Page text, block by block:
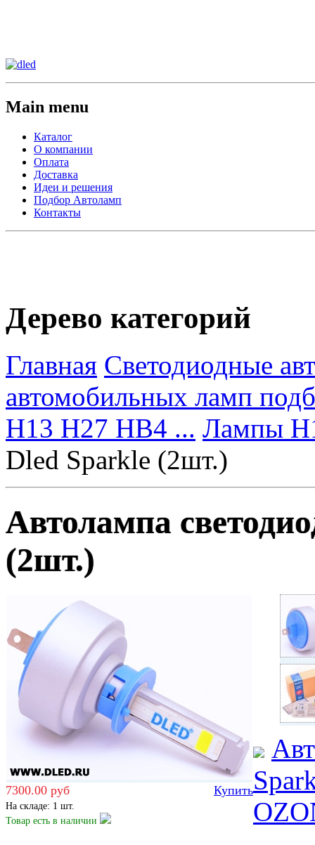
Main menu
Каталог
О компании
Оплата
Доставка
Идеи и решения
Подбор Автоламп
Контакты
Дерево категорий
Главная Светодиодные
автомобильных ламп
H13 H27 HB4 ... Лампы
Dled Sparkle (2шт.)
Автолампа
(2шт.)
7300.00 руб Купить
На складе: 1 шт.
Товар есть в наличии